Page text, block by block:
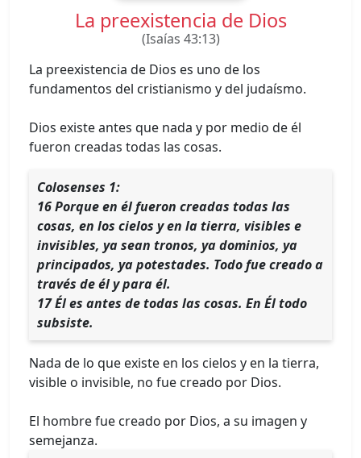
La preexistencia de Dios
(Isaías 43:13)
La preexistencia de Dios es uno de los
fundamentos del cristianismo y del judaísmo.
Dios existe antes que nada y por medio de él
fueron creadas todas las cosas.
Colosenses 1:
16 Porque en él fueron creadas todas las
cosas, en los cielos y en la tierra, visibles e
invisibles, ya sean tronos, ya dominios, ya
principados, ya potestades. Todo fue creado a
través de él y para él.
17 Él es antes de todas las cosas. En Él todo
subsiste.
Nada de lo que existe en los cielos y en la tierra,
visible o invisible, no fue creado por Dios.
El hombre fue creado por Dios, a su imagen y
semejanza.